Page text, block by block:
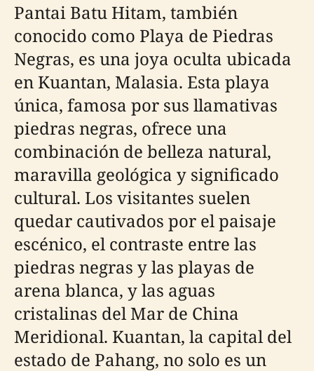
Pantai Batu Hitam, también
conocido como Playa de Piedras
Negras, es una joya oculta ubicada
en Kuantan, Malasia. Esta playa
única, famosa por sus llamativas
piedras negras, ofrece una
combinación de belleza natural,
maravilla geológica y significado
cultural. Los visitantes suelen
quedar cautivados por el paisaje
escénico, el contraste entre las
piedras negras y las playas de
arena blanca, y las aguas
cristalinas del Mar de China
Meridional. Kuantan, la capital del
estado de Pahang, no solo es un